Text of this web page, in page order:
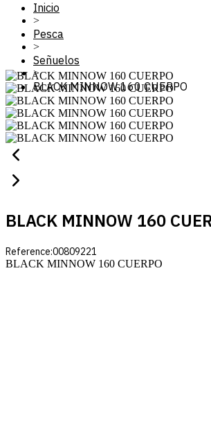
Inicio
>
Pesca
>
Señuelos
>
BLACK MINNOW 160 CUERPO
BLACK MINNOW 160
Reference:00809221
BLACK MINNOW 160 CUERPO